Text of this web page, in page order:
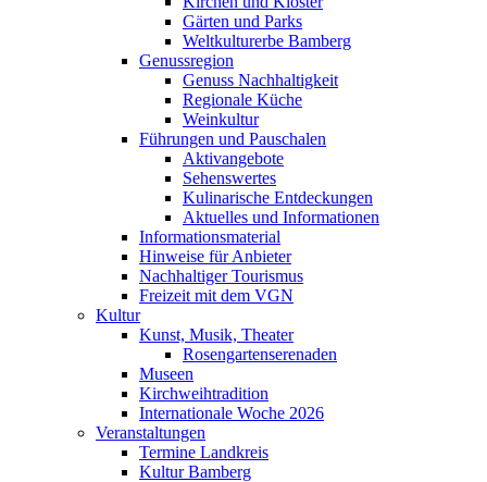
Gärten und Parks
Weltkulturerbe Bamberg
Genussregion
Genuss Nachhaltigkeit
Regionale Küche
Weinkultur
Führungen und Pauschalen
Aktivangebote
Sehenswertes
Kulinarische Entdeckungen
Aktuelles und Informationen
Informationsmaterial
Hinweise für Anbieter
Nachhaltiger Tourismus
Freizeit mit dem VGN
Kultur
Kunst, Musik, Theater
Rosengartenserenaden
Museen
Kirchweihtradition
Internationale Woche 2026
Veranstaltungen
Termine Landkreis
Kultur Bamberg